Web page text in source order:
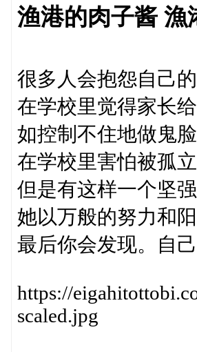
渔港的肉子酱 漁
很多人会抱怨自己
在学校里觉得家长
如控制不住地做鬼脸
在学校里害怕被孤立
但是有这样一个坚
她以万般的努力和
最后你会发现。自
https://
scaled.jpg